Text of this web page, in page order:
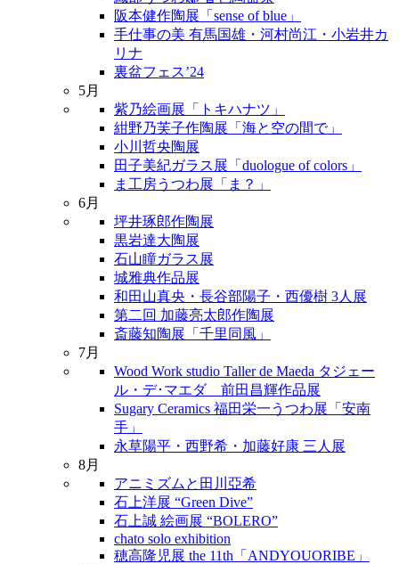
阪本健作陶展「sense of blue」
手仕事の美 有馬国雄・河村尚江・小岩井カ
リナ
裏盆フェス’24
5月
紫乃絵画展「トキハナツ」
紺野乃芙子作陶展「海と空の間で」
小川哲央陶展
田子美紀ガラス展「duologue of colors」
ま工房うつわ展「ま？」
6月
坪井琢郎作陶展
黒岩達大陶展
石山瞳ガラス展
城雅典作品展
和田山真央・長谷部陽子・西優樹 3人展
第二回 加藤亮太郎作陶展
斎藤知陶展「千里同風」
7月
Wood Work studio Taller de Maeda タジェー
ル・デ･マエダ 前田昌輝作品展
Sugary Ceramics 福田栄一うつわ展「安南
手」
永草陽平・西野希・加藤好康 三人展
8月
アニミズムと田川亞希
石上洋展 “Green Dive”
石上誠 絵画展 “BOLERO”
chato solo exhibition
穂高隆児展 the 11th「ANDYOUORIBE」